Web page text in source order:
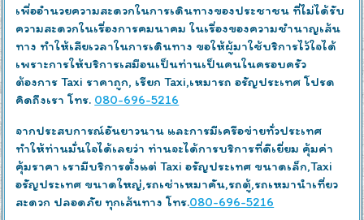
เพื่ออำนวยความสะดวกในการเดินทางของประชาชน ที่ไม่ได้รับ
ความสะดวกในเรื่องการคมนาคม ในเรื่องของความชำนาญเส้น
ทาง ทำให้เสียเวลาในการเดินทาง​ ขอให้ผู้มาใช้บริการไว้ใจได้
เพราะการให้บริการเสมือนเป็นท่านเป็นคนในครอบครัว
ต้องการ Taxi ราคาถูก, เรียก​ Taxi,เหมารถ อรัญประเทศ โปรด
คิดถึงเรา โทร. 080-696-5216
จากประสบการณ์อันยาวนาน และการมีเครือข่ายทั่วประเทศ
ทำให้ท่านมั่นใจได้เลยว่า ท่านจะได้การบริการที่ดีเยี่ยม คุ้มค่า
คุ้มราคา เรามีบริการตั้งแต่ Taxi อรัญประเทศ ขนาดเล็ก,Taxi
อรัญประเทศ ขนาดใหญ่,รถเช่าเหมาคัน,รถตู้,รถเหมานำเที่ยว
สะดวก ปลอดภัย ทุกเส้นทาง โทร.080-696-5216